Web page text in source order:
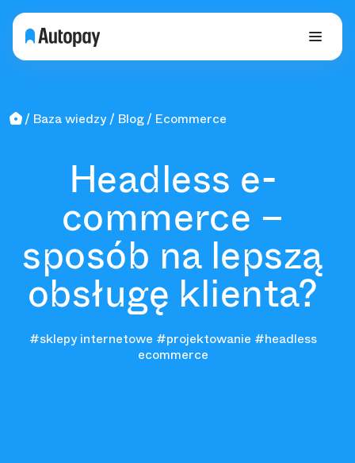
Baza wiedzy Blog Ecommerce
Headless e-
commerce –
sposób na lepszą
obsługę klienta?
#sklepy internetowe #projektowanie #headless
ecommerce